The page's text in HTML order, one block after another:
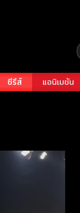
ซีรีส์ แอนิเมชัน